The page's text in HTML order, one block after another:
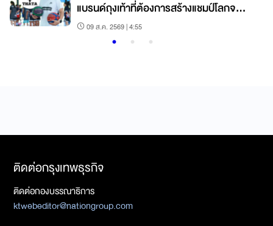
แบรนด์ถุงเท้าที่ต้องการสร้างแชมป์โลกจาก
ชลบุรี
09 ส.ค. 2569 | 4:55
ติดต่อกรุงเทพธุรกิจ
ติดต่อกองบรรณาธิการ
ktwebeditor@nationgroup.com